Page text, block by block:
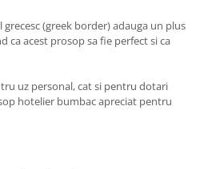
(greek border) adauga un plus
ca acest prosop sa fie perfect si ca
uz personal, cat si pentru dotari
hotelier bumbac apreciat pentru